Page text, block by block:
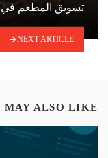
تسويق المطعم في
NEXT ARTICLE
MAY ALSO LIKE